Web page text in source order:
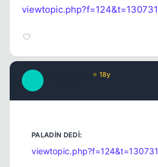
viewtopic.php?f=124&t=130731
⭐ 18y
viewtopic.php?f=124&t=130731